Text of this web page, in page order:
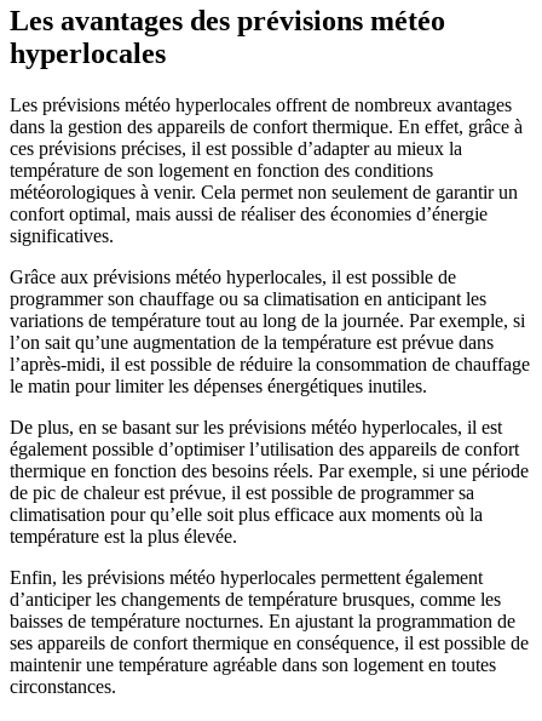
Les avantages des prévisions météo
hyperlocales
Les prévisions météo hyperlocales offrent de nombreux avantages
dans la gestion des appareils de confort thermique. En effet, grâce à
ces prévisions précises, il est possible d’adapter au mieux la
température de son logement en fonction des conditions
météorologiques à venir. Cela permet non seulement de garantir un
confort optimal, mais aussi de réaliser des économies d’énergie
significatives.
Grâce aux prévisions météo hyperlocales, il est possible de
programmer son chauffage ou sa climatisation en anticipant les
variations de température tout au long de la journée. Par exemple, si
l’on sait qu’une augmentation de la température est prévue dans
l’après-midi, il est possible de réduire la consommation de chauffage
le matin pour limiter les dépenses énergétiques inutiles.
De plus, en se basant sur les prévisions météo hyperlocales, il est
également possible d’optimiser l’utilisation des appareils de confort
thermique en fonction des besoins réels. Par exemple, si une période
de pic de chaleur est prévue, il est possible de programmer sa
climatisation pour qu’elle soit plus efficace aux moments où la
température est la plus élevée.
Enfin, les prévisions météo hyperlocales permettent également
d’anticiper les changements de température brusques, comme les
baisses de température nocturnes. En ajustant la programmation de
ses appareils de confort thermique en conséquence, il est possible de
maintenir une température agréable dans son logement en toutes
circonstances.